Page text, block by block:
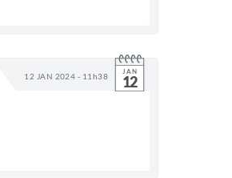
12 JAN 2024 - 11h38 JAN
12